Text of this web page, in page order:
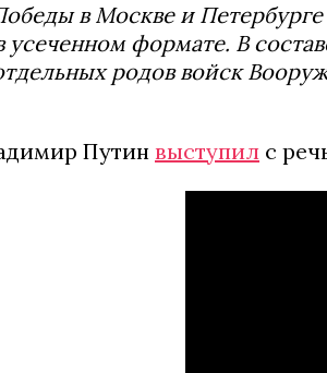
в Москве и Петербурге
усеченном формате. В
родов войск
Путин выступил с